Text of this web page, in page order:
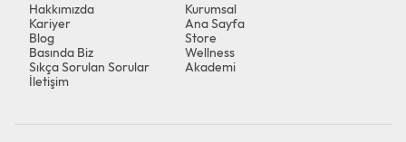
Hakkımızda
Kurumsal
Kariyer
Ana Sayfa
Blog
Store
Basında Biz
Wellness
Sıkça Sorulan Sorular
Akademi
İletişim